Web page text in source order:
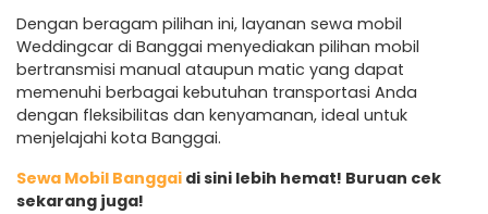
Dengan beragam pilihan ini, layanan sewa mobil
Weddingcar di Banggai menyediakan pilihan mobil
bertransmisi manual ataupun matic yang dapat
memenuhi berbagai kebutuhan transportasi Anda
dengan fleksibilitas dan kenyamanan, ideal untuk
menjelajahi kota Banggai.
Sewa Mobil Banggai di sini lebih hemat! Buruan cek
sekarang juga!